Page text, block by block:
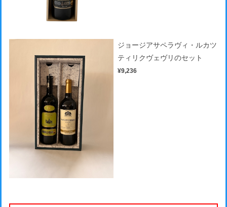
ジョージアサペラヴィ・ルカツ
ティリクヴェヴリのセット
¥9,236